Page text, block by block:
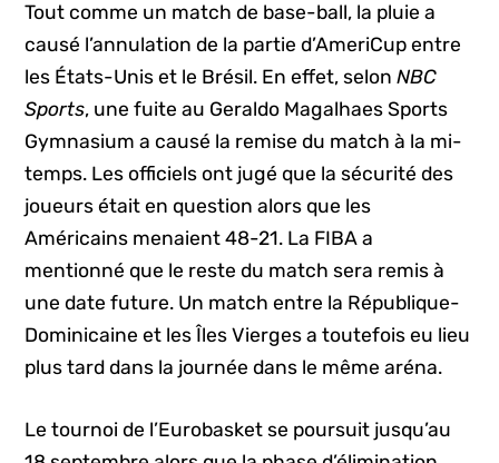
Tout comme un match de base-ball, la pluie a
causé l’annulation de la partie d’AmeriCup entre
les États-Unis et le Brésil. En effet, selonNBC
Sports, une fuite au Geraldo Magalhaes Sports
Gymnasium a causé la remise du match à la mi-
temps. Les officiels ont jugé que la sécurité des
joueurs était en question alors que les
Américains menaient 48-21. La FIBA a
mentionné que le reste du match sera remis à
une date future. Un match entre la République-
Dominicaine et les Îles Vierges a toutefois eu lieu
plus tard dans la journée dans le même aréna.
Le tournoi de l’Eurobasket se poursuit jusqu’au